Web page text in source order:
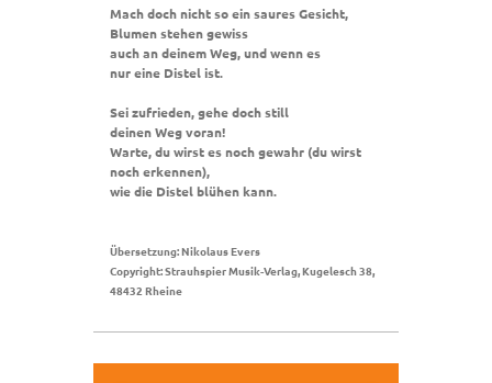
Mach doch nicht so ein saures Gesicht,
Blumen stehen gewiss
auch an deinem Weg, und wenn es
nur eine Distel ist.
Sei zufrieden, gehe doch still
deinen Weg voran!
Warte, du wirst es noch gewahr (du wirst
noch erkennen),
wie die Distel blühen kann.
Übersetzung: Nikolaus Evers
Copyright: Strauhspier Musik-Verlag, Kugelesch 38,
48432 Rheine